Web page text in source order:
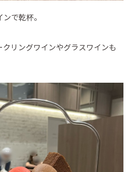
で乾杯。
リングワインやグラスワインも